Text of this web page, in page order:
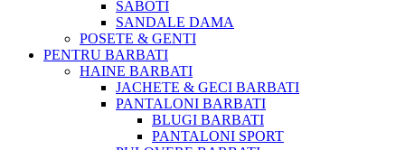
SABOTI
SANDALE DAMA
POSETE & GENTI
PENTRU BARBATI
HAINE BARBATI
JACHETE & GECI BARBATI
PANTALONI BARBATI
BLUGI BARBATI
PANTALONI SPORT